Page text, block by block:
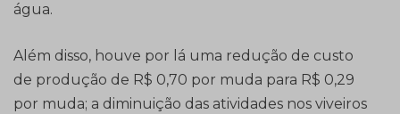
água.
Além disso, houve por lá uma redução de custo
de produção de R$ 0,70 por muda para R$ 0,29
por muda; a diminuição das atividades nos viveiros